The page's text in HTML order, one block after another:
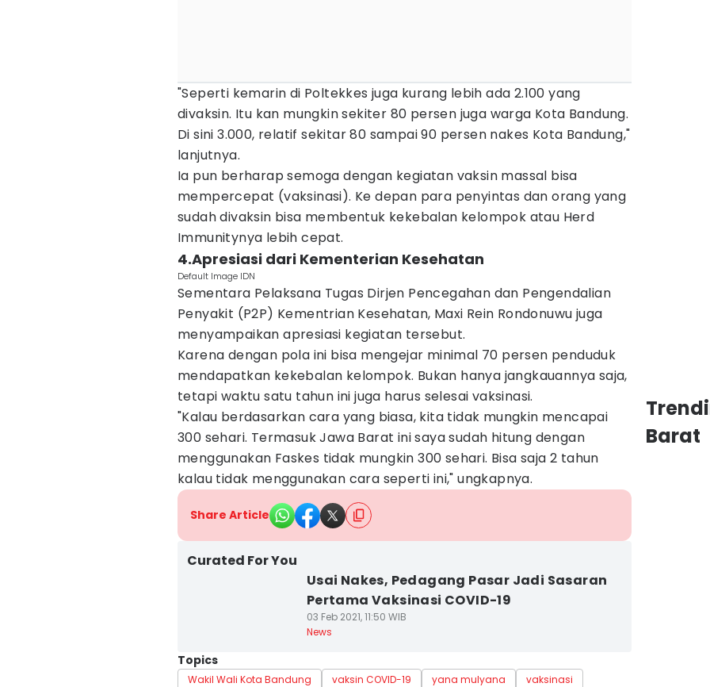
"Seperti kemarin di Poltekkes juga kurang lebih ada 2.100 yang
divaksin. Itu kan mungkin sekiter 80 persen juga warga Kota Bandung.
Di sini 3.000, relatif sekitar 80 sampai 90 persen nakes Kota Bandung,"
lanjutnya.
Ia pun berharap semoga dengan kegiatan vaksin massal bisa
mempercepat (vaksinasi). Ke depan para penyintas dan orang yang
sudah divaksin bisa membentuk kekebalan kelompok atau Herd
Immunitynya lebih cepat.
4.Apresiasi dari Kementerian Kesehatan
Default Image IDN
Sementara Pelaksana Tugas Dirjen Pencegahan dan Pengendalian
Penyakit (P2P) Kementrian Kesehatan, Maxi Rein Rondonuwu juga
menyampaikan apresiasi kegiatan tersebut.
Karena dengan pola ini bisa mengejar minimal 70 persen penduduk
mendapatkan kekebalan kelompok. Bukan hanya jangkauannya saja,
tetapi waktu satu tahun ini juga harus selesai vaksinasi.
"Kalau berdasarkan cara yang biasa, kita tidak mungkin mencapai
300 sehari. Termasuk Jawa Barat ini saya sudah hitung dengan
menggunakan Faskes tidak mungkin 300 sehari. Bisa saja 2 tahun
kalau tidak menggunakan cara seperti ini," ungkapnya.
Share Article
Curated For You
Usai Nakes, Pedagang Pasar Jadi Sasaran
Pertama Vaksinasi COVID-19
03 Feb 2021, 11:50 WIB
News
Topics
Wakil Wali Kota Bandung vaksin COVID-19 yana mulyana vaksinasi
Barat